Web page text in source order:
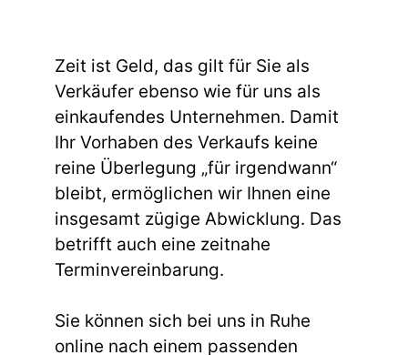
Zeit ist Geld, das gilt für Sie als
Verkäufer ebenso wie für uns als
einkaufendes Unternehmen. Damit
Ihr Vorhaben des Verkaufs keine
reine Überlegung „für irgendwann“
bleibt, ermöglichen wir Ihnen eine
insgesamt zügige Abwicklung. Das
betrifft auch eine zeitnahe
Terminvereinbarung.
Sie können sich bei uns in Ruhe
online nach einem passenden